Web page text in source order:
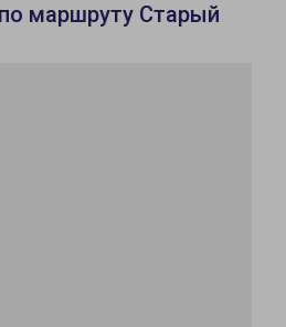
маршруту Старый